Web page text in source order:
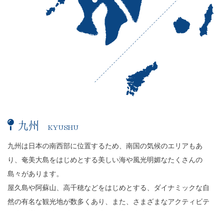
九州 KYUSHU
九州は日本の南西部に位置するため、南国の気候のエリアもあ
り、奄美大島をはじめとする美しい海や風光明媚なたくさんの
島々があります。
屋久島や阿蘇山、高千穂などをはじめとする、ダイナミックな自
然の有名な観光地が数多くあり、また、さまざまなアクティビテ
FUKUOKA
SAGA
NAGASAKI
KUMAMOTO
OITA%E3%80%80
MIYAZAKI
KAGOSHIMA